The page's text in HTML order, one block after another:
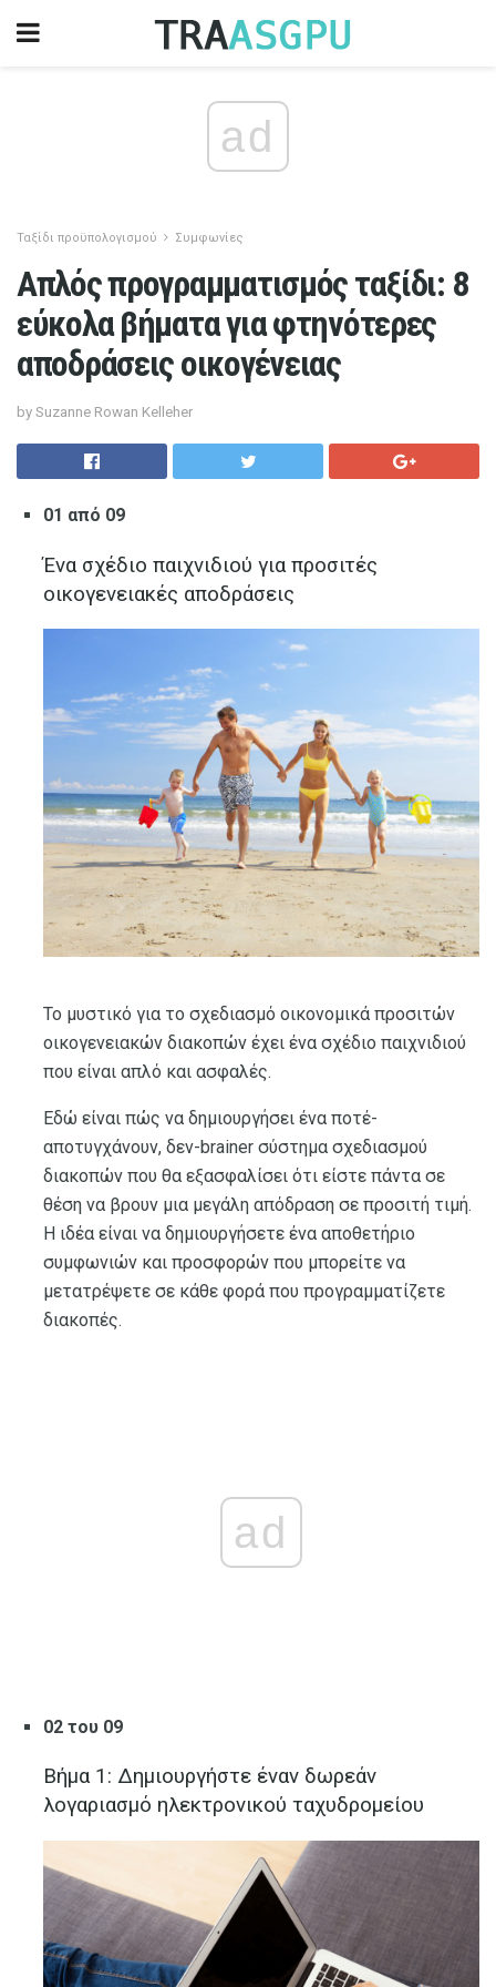
ad
Ταξίδι προϋπολογισμού Συμφωνίες
Απλός προγραμματισμός ταξίδι: 8
εύκολα βήματα για φτηνότερες
αποδράσεις οικογένειας
by Suzanne Rowan Kelleher
01 από 09
Ένα σχέδιο παιχνιδιού για προσιτές
οικογενειακές αποδράσεις
Το μυστικό για το σχεδιασμό οικονομικά προσιτών
οικογενειακών διακοπών έχει ένα σχέδιο παιχνιδιού
που είναι απλό και ασφαλές.
Εδώ είναι πώς να δημιουργήσει ένα ποτέ-
αποτυγχάνουν, δεν-brainer σύστημα σχεδιασμού
διακοπών που θα εξασφαλίσει ότι είστε πάντα σε
θέση να βρουν μια μεγάλη απόδραση σε προσιτή τιμή.
Η ιδέα είναι να δημιουργήσετε ένα αποθετήριο
συμφωνιών και προσφορών που μπορείτε να
μετατρέψετε σε κάθε φορά που προγραμματίζετε
διακοπές.
ad
02 του 09
Βήμα 1: Δημιουργήστε έναν δωρεάν
λογαριασμό ηλεκτρονικού ταχυδρομείου